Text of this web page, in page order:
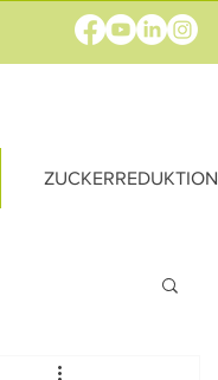
ZUCKERREDUKTION